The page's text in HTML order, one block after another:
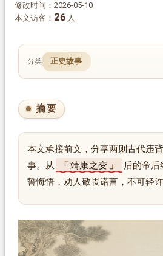
修改时间：2026-05-10
本文访客： 26 人
分类 正史故事
摘要
本文承接前文，分享两则古代违
事。从
靖康之变
后的帝后
誓悔悟，劝人敬畏诺言，不可轻许